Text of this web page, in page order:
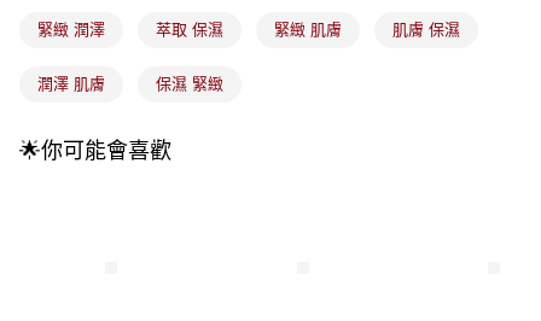
消。如遇「轉專審核」未通過狀況，表示未達大哥付你分期系統評分，恕無
1.分期款項不併入電信帳單，「大哥付你分期」於每月結算日後寄送繳費提
帳／街口支付／iPASS MONEY」等通路繳費。
每筆NT$100，滿NT$899(含以上)免運費
7-11取貨付款
緊緻 潤澤 萃取 保濕 緊緻 肌膚 肌膚 保濕
潤澤 肌膚 保濕 緊緻
🌟你可能會喜歡